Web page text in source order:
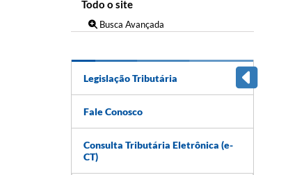
Busca Avançada
Legislação Tributária
Fale Conosco
Consulta Tributária Eletrônica (e-
CT)